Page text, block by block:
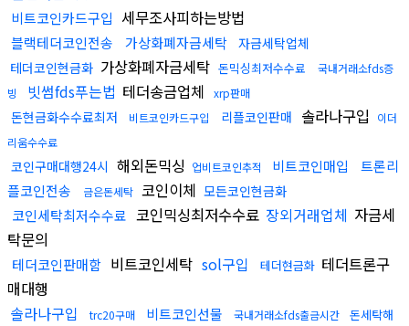
비트코인카드구입 세무조사피하는방법
블랙테더코인전송 가상화폐자금세탁 자금세탁업체
테더코인현금화 가상화폐자금세탁 돈믹싱최저수수료
국내거래소fds증
빙
빗썸fds푸는법 테더송금업체 xrp판매
돈현금화수수료최저 비트코인카드구입 리플코인판매 솔라나구입
이더
리움수수료
코인구매대행24시 해외돈믹싱 업비트코인추적 비트코인매입
트론리
플코인전송
금은돈세탁 코인이체 모든코인현금화
코인세탁최저수수료 코인믹싱최저수수료 장외거래업체 자금세
탁문의
테더코인판매함 비트코인세탁 sol구입 테더현금화 테더트론구
매대행
솔라나구입
trc20구매 비트코인선물 국내거래소fds출금시간
돈세탁해